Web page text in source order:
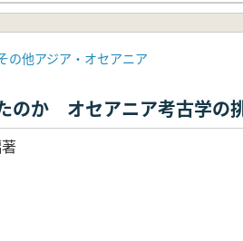
の他アジア・オセアニア
のか オセアニア考古学の